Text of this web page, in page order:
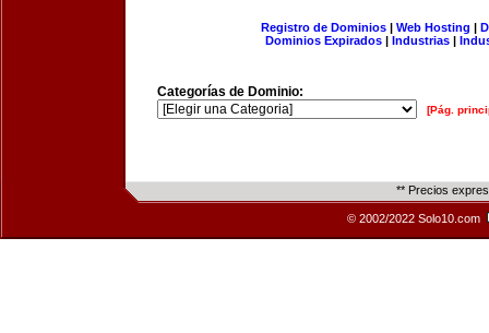
Registro de Dominios| Web Hosting |
Dominios Expirados | Industrias |
Categorías de Dominio:
[Pág.
** Precios
© 2002/2022 Solo10.com